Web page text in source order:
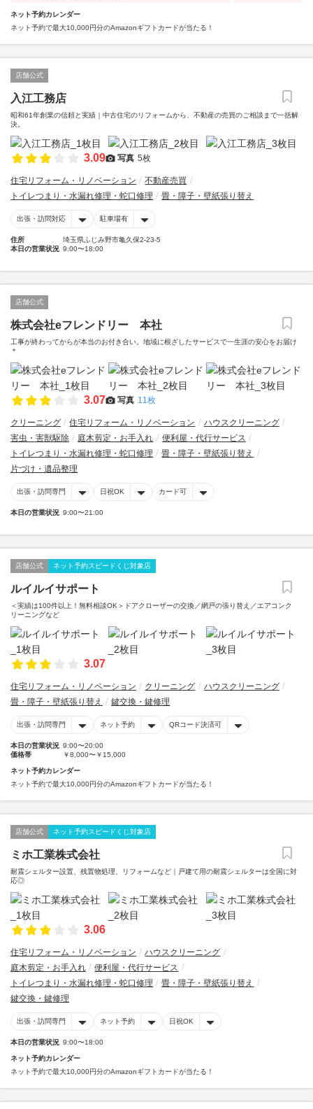
ネット予約カレンダー
ネット予約で最大10,000円分のAmazonギフトカードが当たる！
店舗公式
入江工務店
昭和61年創業の信頼と実績｜中古住宅のリフォームから、不動産の売買のご相談まで一括解
決。
3.09 写真 5枚
住宅リフォーム・リノベーション
不動産売買
トイレつまり・水漏れ修理・蛇口修理
畳・障子・壁紙張り替え
出張・訪問対応 駐車場有
住所
埼玉県ふじみ野市亀久保2-23-5
本日の営業状況 9:00〜18:00
店舗公式
株式会社eフレンドリー 本社
工事が終わってからが本当のお付き合い。地域に根ざしたサービスで一生涯の安心をお届け
＊
3.07 写真 11枚
クリーニング 住宅リフォーム・リノベーション
ハウスクリーニング
害虫・害獣駆除
庭木剪定・お手入れ
便利屋・代行サービス
トイレつまり・水漏れ修理・蛇口修理
畳・障子・壁紙張り替え
片づけ・遺品整理
出張・訪問専門 日祝OK カード可
本日の営業状況 9:00〜21:00
店舗公式 ネット予約スピードくじ対象店
ルイルイサポート
＜実績は100件以上！無料相談OK＞ドアクローザーの交換／網戸の張り替え／エアコンク
リーニングなど
3.07
住宅リフォーム・リノベーション クリーニング
ハウスクリーニング
畳・障子・壁紙張り替え
鍵交換・鍵修理
出張・訪問専門 ネット予約 QRコード決済可
本日の営業状況 9:00〜20:00
価格帯
￥8,000〜￥15,000
ネット予約カレンダー
ネット予約で最大10,000円分のAmazonギフトカードが当たる！
店舗公式 ネット予約スピードくじ対象店
ミホ工業株式会社
耐震シェルター設置、残置物処理、リフォームなど｜戸建て用の耐震シェルターは全国に対
応◎
3.06
住宅リフォーム・リノベーション
ハウスクリーニング
庭木剪定・お手入れ
便利屋・代行サービス
トイレつまり・水漏れ修理・蛇口修理
畳・障子・壁紙張り替え
鍵交換・鍵修理
出張・訪問専門 ネット予約 日祝OK
本日の営業状況 9:00〜18:00
ネット予約カレンダー
ネット予約で最大10,000円分のAmazonギフトカードが当たる！